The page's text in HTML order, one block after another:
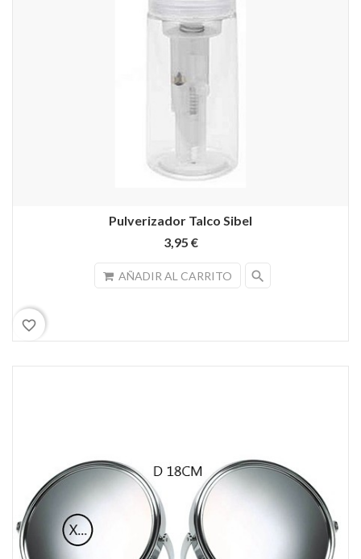
Pulverizador Talco Sibel
3,95 €
AÑADIR AL CARRITO search
favorite_border